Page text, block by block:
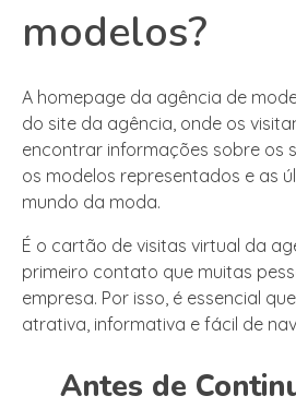
modelos?
A homepage da agência de
do site da agência, onde os
encontrar informações sobre os
os modelos representados e as
mundo da moda.
É o cartão de visitas virtual da
primeiro contato que muitas
empresa. Por isso, é essencial
atrativa, informativa e fácil de
Antes de